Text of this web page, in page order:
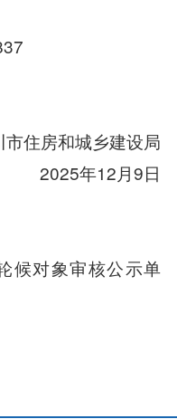
市住房和城乡建设局
2025年12月9日
候对象审核公示单